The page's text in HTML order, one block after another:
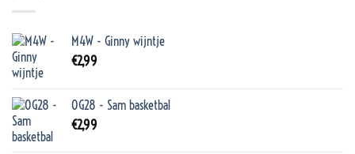
M4W - Ginny wijntje
€2,99
OG28 - Sam basketbal
€2,99